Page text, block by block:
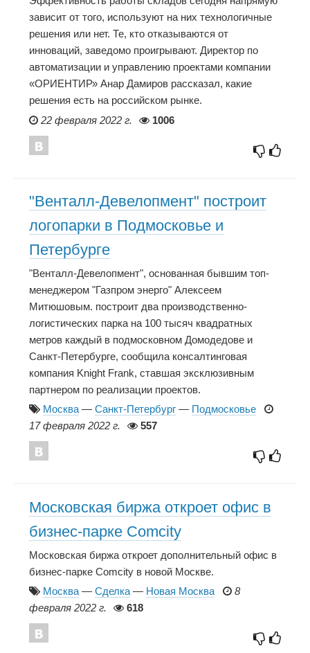
зависит от того, используют на них технологичные
решения или нет. Те, кто отказываются от
инноваций, заведомо проигрывают. Директор по
автоматизации и управлению проектами компании
«ОРИЕНТИР» Анар Дамиров рассказал, какие
решения есть на российском рынке.
22 февраля 2022 г.
1006
"Венталл-Девелопмент" построит
логопарки в Подмосковье и
Петербурге
"Венталл-Девелопмент", основанная бывшим топ-
менеджером "Газпром энерго" Алексеем
Митюшовым. построит два производственно-
логистических парка на 100 тысяч квадратных
метров каждый в подмосковном Домодедове и
Санкт-Петербурге, сообщила консалтинговая
компания Knight Frank, ставшая эксклюзивным
партнером по реализации проектов.
Москва— Санкт-Петербург — Подмосковье
17 февраля 2022 г.
557
Московская биржа откроет офис в
бизнес-парке Comcity
Московская биржа откроет дополнительный офис в
бизнес-парке Comcity в новой Москве.
Москва — Сделка — Новая Москва
8
февраля 2022 г.
618